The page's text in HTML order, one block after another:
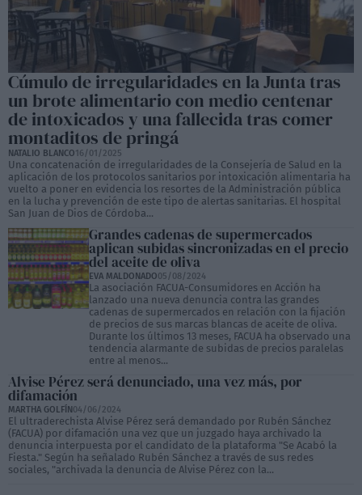
Cúmulo de irregularidades en la Junta tras
un brote alimentario con medio centenar
de intoxicados y una fallecida tras comer
montaditos de pringá
NATALIO BLANCO16/01/2025
Una concatenación de irregularidades de la Consejería de Salud en la
aplicación de los protocolos sanitarios por intoxicación alimentaria ha
vuelto a poner en evidencia los resortes de la Administración pública
en la lucha y prevención de este tipo de alertas sanitarias. El hospital
San Juan de Dios de Córdoba...
Grandes cadenas de supermercados
aplican subidas sincronizadas en el precio
del aceite de oliva
EVA MALDONADO05/08/2024
La asociación FACUA-Consumidores en Acción ha
lanzado una nueva denuncia contra las grandes
cadenas de supermercados en relación con la fijación
de precios de sus marcas blancas de aceite de oliva.
Durante los últimos 13 meses, FACUA ha observado una
tendencia alarmante de subidas de precios paralelas
entre al menos...
Alvise Pérez será denunciado, una vez más, por
difamación
MARTHA GOLFÍN04/06/2024
El ultraderechista Alvise Pérez será demandado por Rubén Sánchez
(FACUA) por difamación una vez que un juzgado haya archivado la
denuncia interpuesta por el candidato de la plataforma "Se Acabó la
Fiesta." Según ha señalado Rubén Sánchez a través de sus redes
sociales, "archivada la denuncia de Alvise Pérez con la...